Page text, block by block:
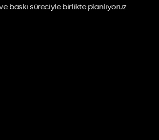
baskı süreciyle birlikte planlıyoruz.